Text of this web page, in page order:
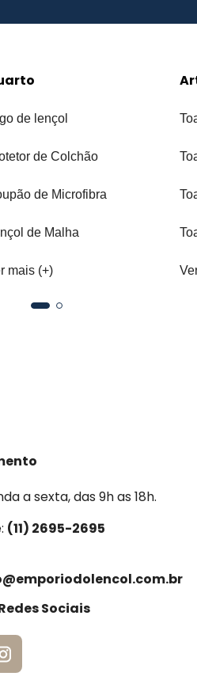
de lençol
de Colchão
de Microfibra
de Malha
mais (+)
a sexta, das 9h as 18h.
(11) 2695-2695
Sociais